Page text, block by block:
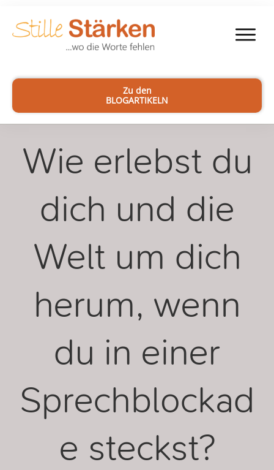
Zu den
BLOGARTIKELN
Wie erlebst du
dich und die
Welt um dich
herum, wenn
du in einer
Sprechblockad
e steckst?